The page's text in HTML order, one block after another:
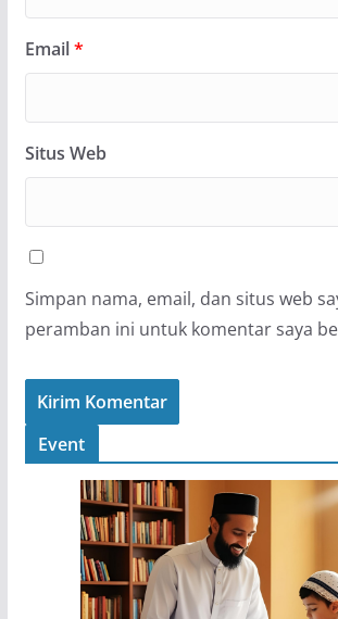
Email*
Situs Web
Simpan nama, email, dan situs web
peramban ini untuk komentar saya
Event